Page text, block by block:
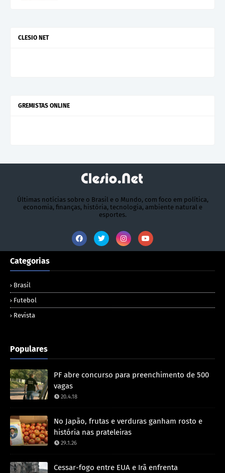
CLESIO NET
GREMISTAS ONLINE
Últimas notícias sobre o Brasil e o Mundo, com foco em política,
economia, finanças, história, tecnologia, ambiente natural e
esportes.
Categorias
Brasil
Futebol
Revista
Populares
PF abre concurso para preenchimento de 500
vagas
20.4.18
No Japão, frutas e verduras ganham rosto e
história nas prateleiras
29.1.26
Cessar-fogo entre EUA e Irã enfrenta